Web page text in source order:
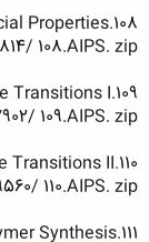
108.Structure in Polymers with Special Properties
108.AIPS. zip
109.Responsive Gels - Volume Transitions I
109.AIPS. zip
110.Responsive Gels - Volume Transitions II
110.AIPS. zip
111.Polymer Synthesis